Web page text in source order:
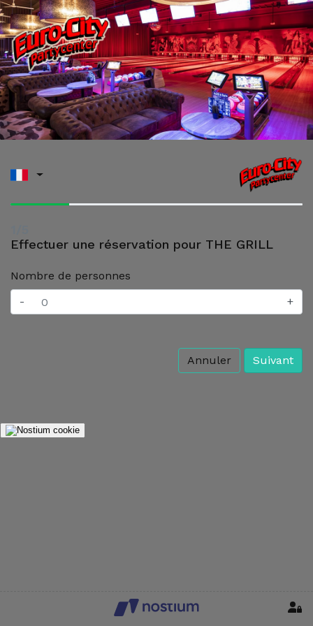
Effectuer une réservation pour THE GRILL
Nombre de personnes
-
+
Annuler Suivant